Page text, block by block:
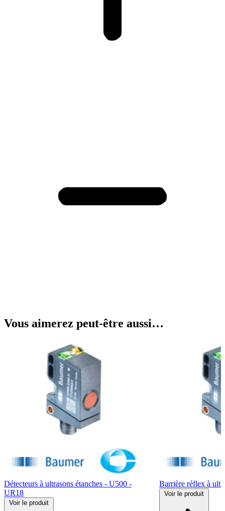
Vous aimerez peut-être aussi…
Détecteurs à ultrasons étanches - U500 -
UR18
Voir le produit
Barrière réflex à
Voir le produit